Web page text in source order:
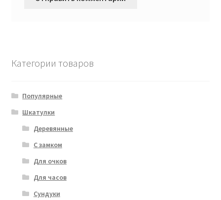
Категории товаров
Популярные
Шкатулки
Деревянные
С замком
Для очков
Для часов
Сундуки